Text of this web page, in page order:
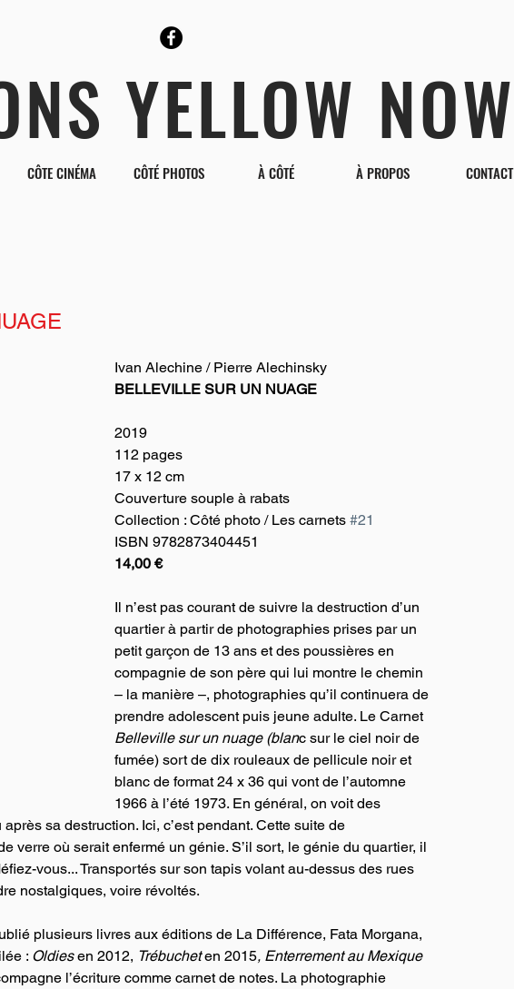
YELLOW NOW
CÔTE CINÉMA CÔTÉ PHOTOS À CÔTÉ À PROPOS CONTACT
Ivan Alechine / Pierre Alechinsky
BELLEVILLE SUR UN NUAGE
2019
112 pages
17 x 12 cm
Couverture souple à rabats
Collection : Côté photo / Les carnets #21
ISBN 9782873404451
14,00 €
Il n’est pas courant de suivre la destruction d’un
quartier à partir de photographies prises par un
petit garçon de 13 ans et des poussières en
compagnie de son père qui lui montre le chemin
– la manière –, photographies qu’il continuera de
prendre adolescent puis jeune adulte. Le Carnet
Belleville sur un nuage (blanc sur le ciel noir de
fumée) sort de dix rouleaux de pellicule noir et
blanc de format 24 x 36 qui vont de l’automne
1966 à l’été 1973. En général, on voit des
sa destruction. Ici, c’est pendant. Cette suite de
verre où serait enfermé un génie. S’il sort, le génie du quartier, il
vous... Transportés sur son tapis volant au-dessus des rues
nostalgiques, voire révoltés.
plusieurs livres aux éditions de La Différence, Fata Morgana,
: Oldies en 2012, Trébuchet en 2015, Enterrement au Mexique
l’écriture comme carnet de notes. La photographie